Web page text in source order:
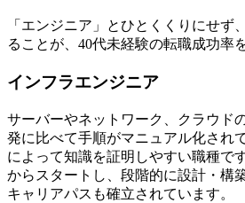
「エンジニア」とひとくくりにせず
ることが、40代未経験の転職成功率
インフラエンジニア
サーバーやネットワーク、クラウド
発に比べて手順がマニュアル化され
によって知識を証明しやすい職種で
からスタートし、段階的に設計・構
キャリアパスも確立されています。